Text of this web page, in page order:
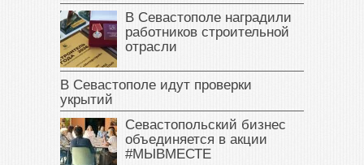
В Севастополе наградили
работников строительной
отрасли
В Севастополе идут проверки
укрытий
Севастопольский бизнес
объединяется в акции
#МЫВМЕСТЕ